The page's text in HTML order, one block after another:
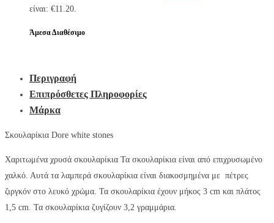
είναι: €11.20.
Άμεσα Διαθέσιμο
Περιγραφή
Επιπρόσθετες Πληροφορίες
Μάρκα
Σκουλαρίκια Dore white stones
Χαριτωμένα χρυσά σκουλαρίκια Τα σκουλαρίκια είναι από επιχρυσωμένο
χαλκό. Αυτά τα λαμπερά σκουλαρίκια είναι διακοσμημένα με πέτρες
ζιργκόν στο λευκό χρώμα. Τα σκουλαρίκια έχουν μήκος 3 cm και πλάτος
1,5 cm. Τα σκουλαρίκια ζυγίζουν 3,2 γραμμάρια.